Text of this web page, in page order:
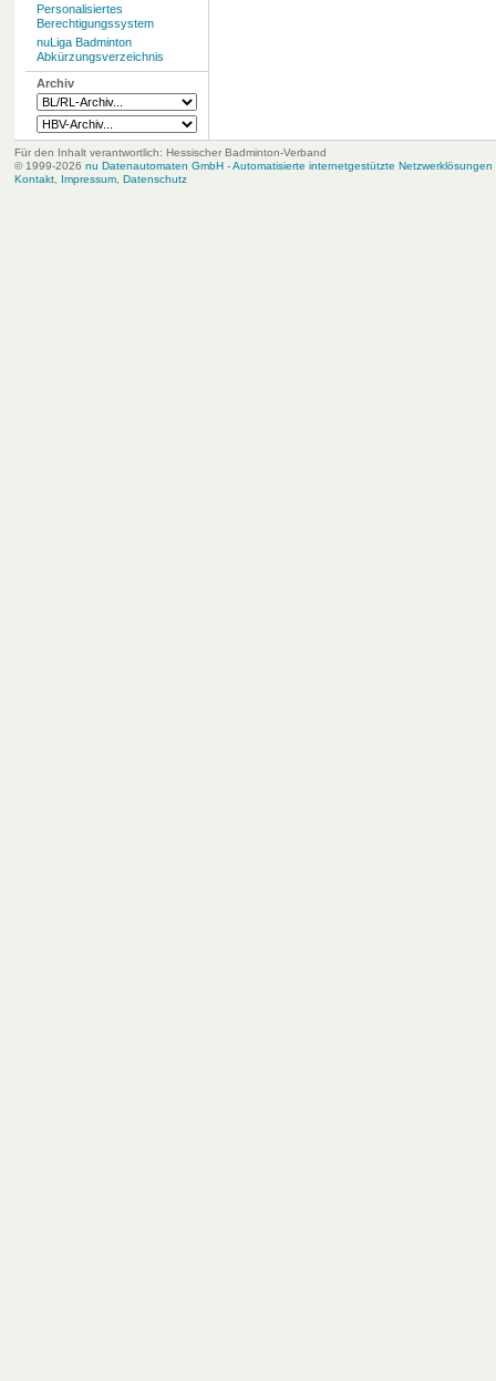
Personalisiertes
Berechtigungssystem
nuLiga Badminton
Abkürzungsverzeichnis
Archiv
Für den Inhalt verantwortlich: Hessischer Badminton-Verband
© 1999-2026 nu Datenautomaten GmbH - Automatisierte internetgestützte Netzwerklösungen
Kontakt, Impressum, Datenschutz